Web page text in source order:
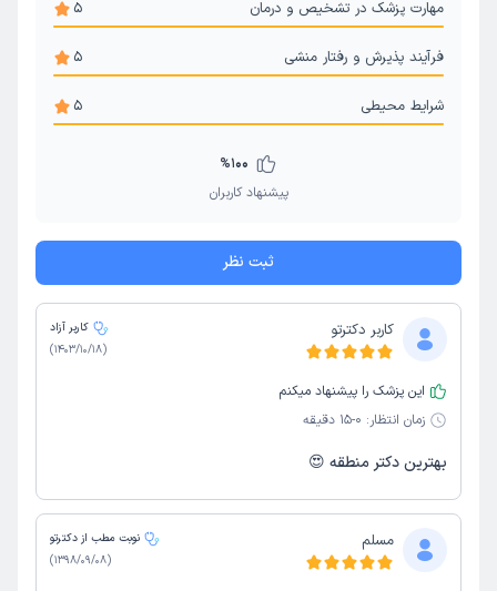
مهارت پزشک در تشخیص و درمان 5
فرآیند پذیرش و رفتار منشی 5
شرایط محیطی 5
%100
پیشنهاد کاربران
ثبت نظر
کاربر دکترتو
کاربر آزاد
(
1403/10/18
)
این پزشک را پیشنهاد میکنم
زمان انتظار: 0-15 دقیقه
بهترین دکتر منطقه 😍
مسلم
نوبت مطب از دکترتو
(
1398/09/08
)